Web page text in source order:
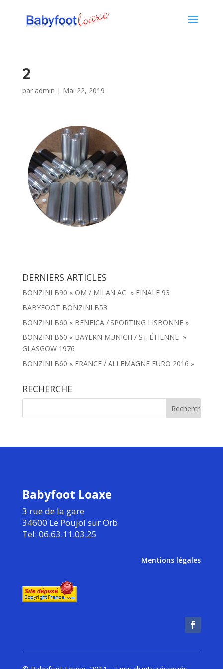
2
par admin | Mai 22, 2019
DERNIERS ARTICLES
BONZINI B90 « OM / MILAN AC » FINALE 93
BABYFOOT BONZINI B53
BONZINI B60 « BENFICA / SPORTING LISBONNE »
BONZINI B60 « BAYERN MUNICH / ST ÉTIENNE »
GLASGOW 1976
BONZINI B60 « FRANCE / ALLEMAGNE EURO 2016 »
RECHERCHE
Babyfoot Loaxe
3 rue de la gare
34600 Le Poujol sur Orb
Tel: 06.63.11.03.25
Mentions légales